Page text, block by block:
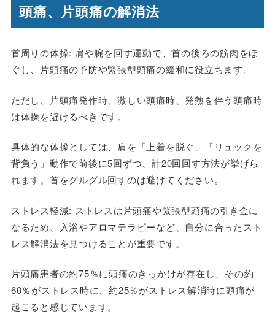
頭痛、片頭痛の解消法
首周りの体操: 肩や腕を回す運動で、首の後ろの筋肉をほ
ぐし、片頭痛の予防や緊張型頭痛の緩和に役立ちます。
ただし、片頭痛発作時、激しい頭痛時、発熱を伴う頭痛時
は体操を避けるべきです。
具体的な体操としては、肩を「上着を脱ぐ」「リュックを
背負う」動作で前後に5回ずつ、計20回回す方法が挙げら
れます。首をグルグル回すのは避けてください。
ストレス軽減: ストレスは片頭痛や緊張型頭痛の引き金に
なるため、入浴やアロマテラピーなど、自分に合ったスト
レス解消法を見つけることが重要です。
片頭痛患者の約75％に頭痛のきっかけが存在し、その約
60％がストレス時に、約25％がストレス解消時に頭痛が
起こると感じています。